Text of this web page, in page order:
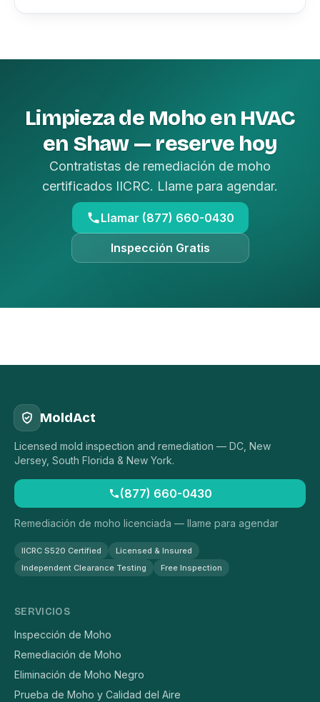
Limpieza de Moho en HVAC
en Shaw — reserve hoy
Contratistas de remediación de moho
certificados IICRC. Llame para agendar.
Llamar (877) 660-0430
Inspección Gratis
MoldAct
Licensed mold inspection and remediation — DC, New
Jersey, South Florida & New York.
(877) 660-0430
Remediación de moho licenciada — llame para agendar
IICRC S520 Certified
Licensed & Insured
Independent Clearance Testing
Free Inspection
SERVICIOS
Inspección de Moho
Remediación de Moho
Eliminación de Moho Negro
Prueba de Moho y Calidad del Aire